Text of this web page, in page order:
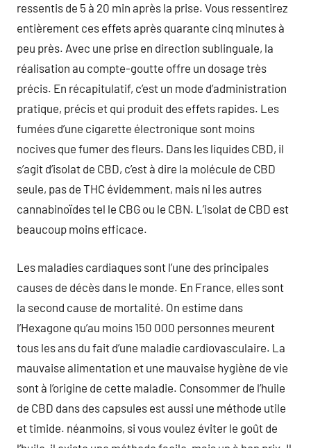
ressentis de 5 à 20 min après la prise. Vous ressentirez
entièrement ces effets après quarante cinq minutes à
peu près. Avec une prise en direction sublinguale, la
réalisation au compte-goutte offre un dosage très
précis. En récapitulatif, c’est un mode d’administration
pratique, précis et qui produit des effets rapides. Les
fumées d’une cigarette électronique sont moins
nocives que fumer des fleurs. Dans les liquides CBD, il
s’agit d’isolat de CBD, c’est à dire la molécule de CBD
seule, pas de THC évidemment, mais ni les autres
cannabinoïdes tel le CBG ou le CBN. L’isolat de CBD est
beaucoup moins efficace.
Les maladies cardiaques sont l’une des principales
causes de décès dans le monde. En France, elles sont
la second cause de mortalité. On estime dans
l’Hexagone qu’au moins 150 000 personnes meurent
tous les ans du fait d’une maladie cardiovasculaire. La
mauvaise alimentation et une mauvaise hygiène de vie
sont à l’origine de cette maladie. Consommer de l’huile
de CBD dans des capsules est aussi une méthode utile
et timide. néanmoins, si vous voulez éviter le goût de